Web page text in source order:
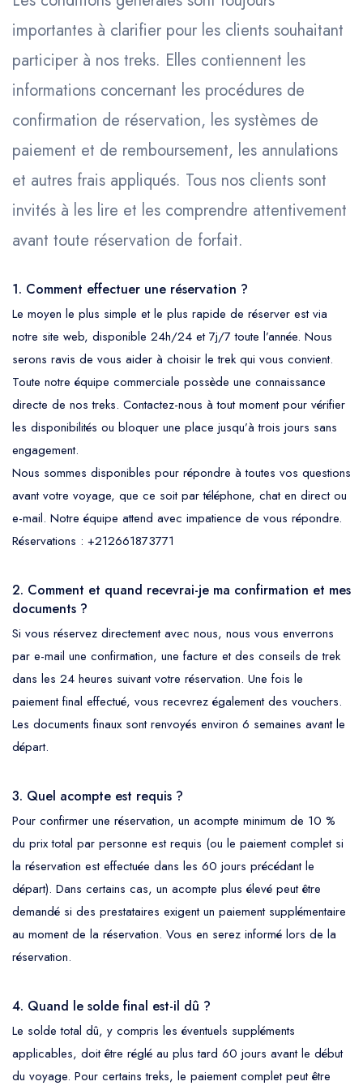
l'Atlas
importantes à clarifier pour les clients souhaitant
participer à nos treks. Elles contiennent les
informations concernant les procédures de
confirmation de réservation, les systèmes de
paiement et de remboursement, les annulations
et autres frais appliqués. Tous nos clients sont
invités à les lire et les comprendre attentivement
avant toute réservation de forfait.
1. Comment effectuer une réservation ?
Le moyen le plus simple et le plus rapide de réserver est via
notre site web, disponible 24h/24 et 7j/7 toute l’année. Nous
serons ravis de vous aider à choisir le trek qui vous convient.
Toute notre équipe commerciale possède une connaissance
directe de nos treks. Contactez-nous à tout moment pour vérifier
les disponibilités ou bloquer une place jusqu’à trois jours sans
engagement.
Nous sommes disponibles pour répondre à toutes vos questions
avant votre voyage, que ce soit par téléphone, chat en direct ou
e-mail. Notre équipe attend avec impatience de vous répondre.
Réservations : +212661873771
2. Comment et quand recevrai-je ma confirmation et mes
documents ?
Si vous réservez directement avec nous, nous vous enverrons
par e-mail une confirmation, une facture et des conseils de trek
dans les 24 heures suivant votre réservation. Une fois le
paiement final effectué, vous recevrez également des vouchers.
Les documents finaux sont renvoyés environ 6 semaines avant le
départ.
3. Quel acompte est requis ?
Pour confirmer une réservation, un acompte minimum de 10 %
du prix total par personne est requis (ou le paiement complet si
la réservation est effectuée dans les 60 jours précédant le
départ). Dans certains cas, un acompte plus élevé peut être
demandé si des prestataires exigent un paiement supplémentaire
au moment de la réservation. Vous en serez informé lors de la
réservation.
4. Quand le solde final est-il dû ?
Le solde total dû, y compris les éventuels suppléments
applicables, doit être réglé au plus tard 60 jours avant le début
du voyage. Pour certains treks, le paiement complet peut être